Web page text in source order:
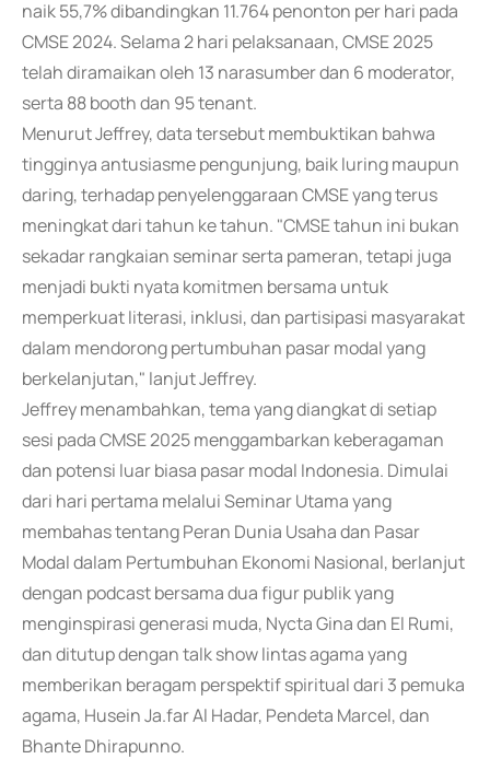
naik 55,7% dibandingkan 11.764 penonton per hari pada
CMSE 2024. Selama 2 hari pelaksanaan, CMSE 2025
telah diramaikan oleh 13 narasumber dan 6 moderator,
serta 88 booth dan 95 tenant.
Menurut Jeffrey, data tersebut membuktikan bahwa
tingginya antusiasme pengunjung, baik luring maupun
daring, terhadap penyelenggaraan CMSE yang terus
meningkat dari tahun ke tahun. "CMSE tahun ini bukan
sekadar rangkaian seminar serta pameran, tetapi juga
menjadi bukti nyata komitmen bersama untuk
memperkuat literasi, inklusi, dan partisipasi masyarakat
dalam mendorong pertumbuhan pasar modal yang
berkelanjutan," lanjut Jeffrey.
Jeffrey menambahkan, tema yang diangkat di setiap
sesi pada CMSE 2025 menggambarkan keberagaman
dan potensi luar biasa pasar modal Indonesia. Dimulai
dari hari pertama melalui Seminar Utama yang
membahas tentang Peran Dunia Usaha dan Pasar
Modal dalam Pertumbuhan Ekonomi Nasional, berlanjut
dengan podcast bersama dua figur publik yang
menginspirasi generasi muda, Nycta Gina dan El Rumi,
dan ditutup dengan talk show lintas agama yang
memberikan beragam perspektif spiritual dari 3 pemuka
agama, Husein Ja.far Al Hadar, Pendeta Marcel, dan
Bhante Dhirapunno.